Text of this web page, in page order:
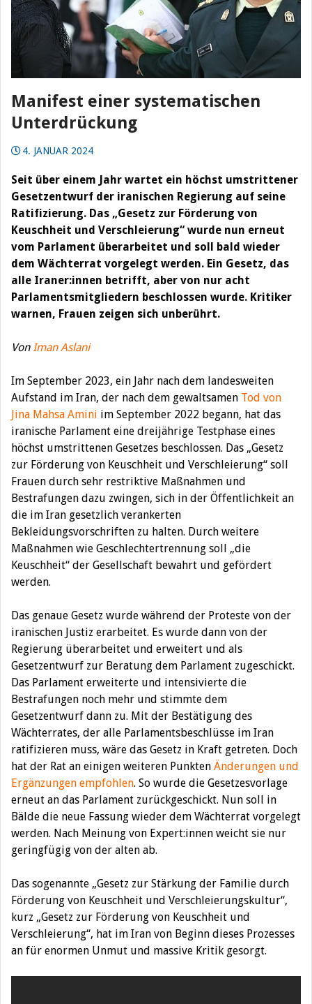
Manifest einer systematischen
Unterdrückung
4. JANUAR 2024
Seit über einem Jahr wartet ein höchst umstrittener
Gesetzentwurf der iranischen Regierung auf seine
Ratifizierung. Das „Gesetz zur Förderung von
Keuschheit und Verschleierung“ wurde nun erneut
vom Parlament überarbeitet und soll bald wieder
dem Wächterrat vorgelegt werden. Ein Gesetz, das
alle Iraner:innen betrifft, aber von nur acht
Parlamentsmitgliedern beschlossen wurde. Kritiker
warnen, Frauen zeigen sich unberührt.
VonIman Aslani
Im September 2023, ein Jahr nach dem landesweiten
Aufstand im Iran, der nach dem gewaltsamen Tod von
Jina Mahsa Amini im September 2022 begann, hat das
iranische Parlament eine dreijährige Testphase eines
höchst umstrittenen Gesetzes beschlossen. Das „Gesetz
zur Förderung von Keuschheit und Verschleierung“ soll
Frauen durch sehr restriktive Maßnahmen und
Bestrafungen dazu zwingen, sich in der Öffentlichkeit an
die im Iran gesetzlich verankerten
Bekleidungsvorschriften zu halten. Durch weitere
Maßnahmen wie Geschlechtertrennung soll „die
Keuschheit“ der Gesellschaft bewahrt und gefördert
werden.
Das genaue Gesetz wurde während der Proteste von der
iranischen Justiz erarbeitet. Es wurde dann von der
Regierung überarbeitet und erweitert und als
Gesetzentwurf zur Beratung dem Parlament zugeschickt.
Das Parlament erweiterte und intensivierte die
Bestrafungen noch mehr und stimmte dem
Gesetzentwurf dann zu. Mit der Bestätigung des
Wächterrates, der alle Parlamentsbeschlüsse im Iran
ratifizieren muss, wäre das Gesetz in Kraft getreten. Doch
hat der Rat an einigen weiteren Punkten Änderungen und
Ergänzungen empfohlen. So wurde die Gesetzesvorlage
erneut an das Parlament zurückgeschickt. Nun soll in
Bälde die neue Fassung wieder dem Wächterrat vorgelegt
werden. Nach Meinung von Expert:innen weicht sie nur
geringfügig von der alten ab.
Das sogenannte „Gesetz zur Stärkung der Familie durch
Förderung von Keuschheit und Verschleierungskultur“,
kurz „Gesetz zur Förderung von Keuschheit und
Verschleierung“, hat im Iran von Beginn dieses Prozesses
an für enormen Unmut und massive Kritik gesorgt.